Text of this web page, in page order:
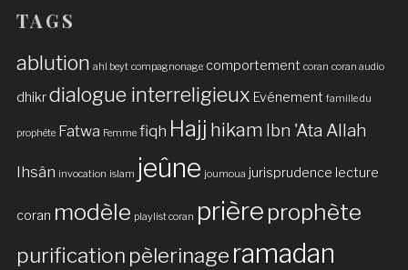
TAGS
ablution ahl beyt compagnonage comportement coran coran audio
dhikrdialogue interreligieux Evénement famille du
prophète Fatwa Femme fiqh Hajj hikam Ibn 'Ata Allah
Ihsân invocation islam jeûne joumoua jurisprudence lecture
coran modèle playlist coran prière prophète
purification pèlerinage ramadan